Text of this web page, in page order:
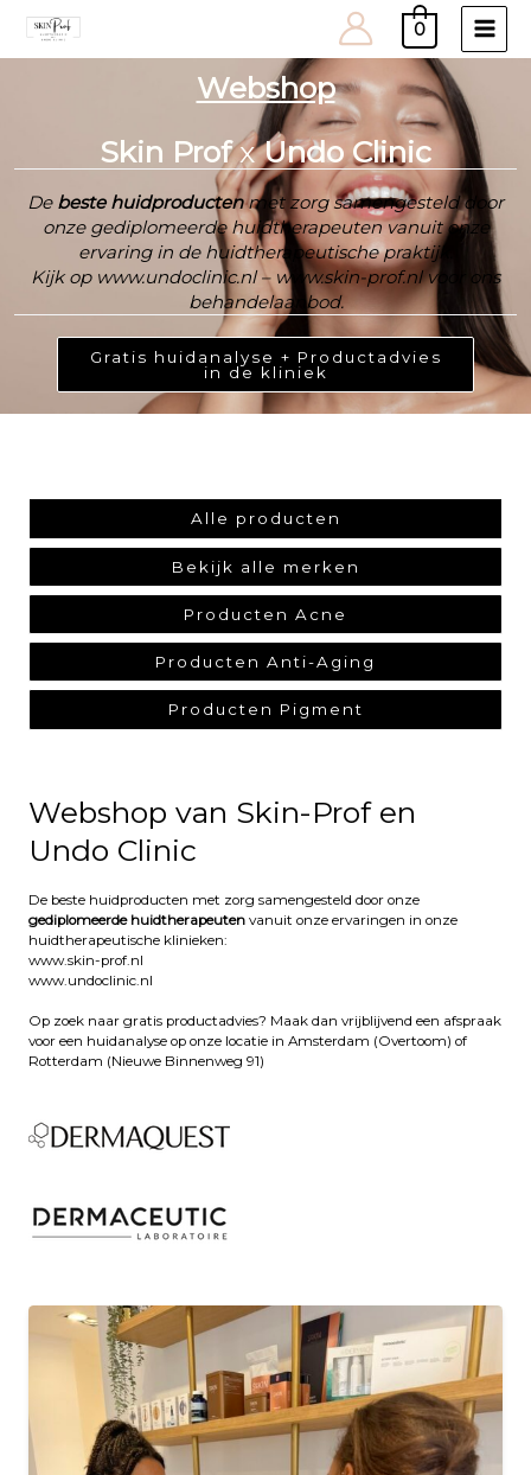
0
Main
Webshop
Skin ProfxUndo Clinic
De beste huidproductenmet zorg samengesteld door
onze gediplomeerde huidtherapeuten vanuit onze
ervaring in de huidtherapeutische praktijk.
Kijk op www.undoclinic.nl – www.skin-prof.nl voor ons
behandelaanbod.
Gratis huidanalyse + Productadvies
in de kliniek
Alle producten
Bekijk alle merken
Producten Acne
Producten Anti-Aging
Producten Pigment
Webshop van Skin-Prof en
Undo Clinic
De beste huidproducten met zorg samengesteld door onze
gediplomeerde huidtherapeuten vanuit onze ervaringen in onze
huidtherapeutische klinieken:
www.skin-prof.nl
www.undoclinic.nl
Op zoek naar gratis productadvies? Maak dan vrijblijvend een afspraak
voor een huidanalyse op onze locatie in Amsterdam (Overtoom) of
Rotterdam (Nieuwe Binnenweg 91)